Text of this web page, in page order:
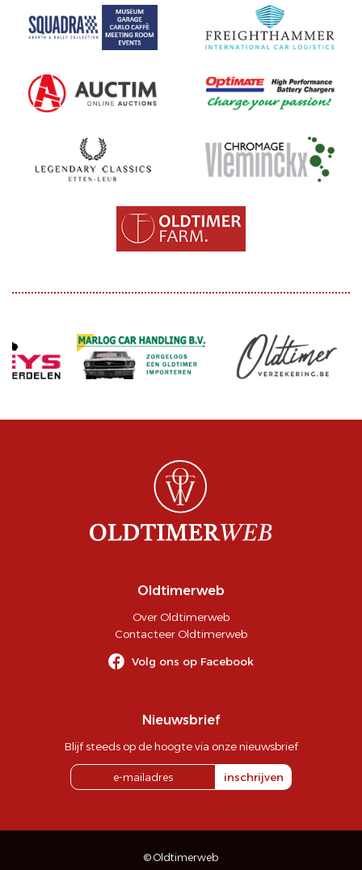
Oldtimerweb
Over Oldtimerweb
Contacteer Oldtimerweb
Volg ons op Facebook
Nieuwsbrief
Blijf steeds op de hoogte via onze nieuwsbrief
inschrijven
© Oldtimerweb